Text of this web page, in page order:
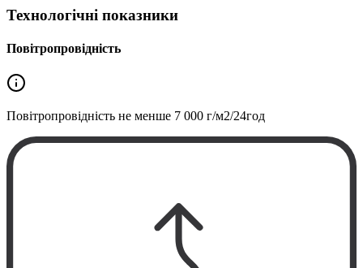
Технологічні показники
Повітропровідність
Повітропровідність не менше 7 000 г/м2/24год